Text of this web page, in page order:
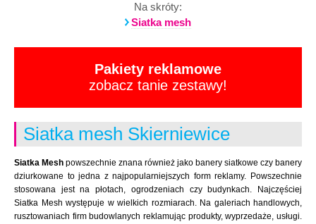
Na skróty:
Siatka mesh
Pakiety reklamowe
zobacz tanie zestawy!
Siatka mesh Skierniewice
Siatka Mesh powszechnie znana również jako banery siatkowe czy banery
dziurkowane to jedna z najpopularniejszych form reklamy. Powszechnie
stosowana jest na płotach, ogrodzeniach czy budynkach. Najczęściej
Siatka Mesh występuje w wielkich rozmiarach. Na galeriach handlowych,
rusztowaniach firm budowlanych reklamując produkty, wyprzedaże, usługi.